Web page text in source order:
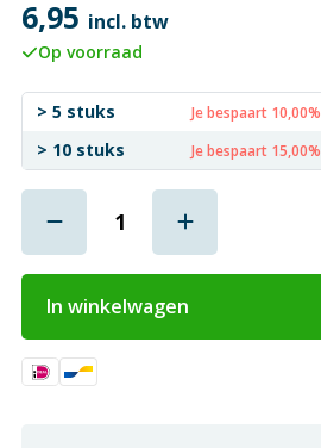
6,95 incl. btw
Op voorraad
> 5 stuks Je bespaart 10,00%
> 10 stuks
Je bespaart 15,00%
In winkelwagen